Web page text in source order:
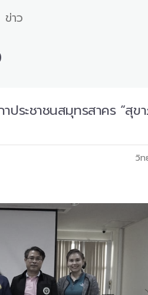
ข่าว
ประชาชนสมุทรสาคร “สุข
วิท